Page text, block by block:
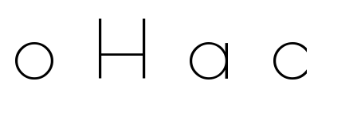
оНас